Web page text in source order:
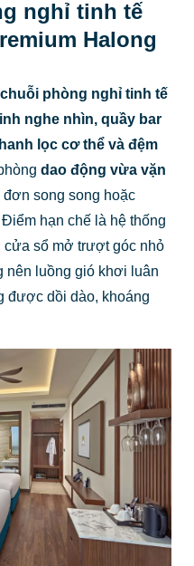
nghỉ tinh tế
Halong
phòng nghỉ tinh tế
nghe nhìn, quầy bar
lọc cơ thể và đệm
dao động vừa vặn
song song hoặc
hạn chế là hệ thống
cửa sổ mở trượt góc nhỏ
nên luồng gió khơi luân
được dồi dào, khoáng